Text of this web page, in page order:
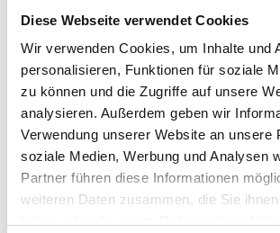
Diese Webseite verwendet Cookies
Wir verwenden Cookies, um Inhalte und
personalisieren, Funktionen für soziale
zu können und die Zugriffe auf unsere
analysieren. Außerdem geben wir
Verwendung unserer Website an unsere
soziale Medien, Werbung und Analysen
Partner führen diese Informationen
weiteren Daten zusammen, die Sie
Produkteigenschaft
- Lackierpinsel
- Premium
- XII. Stärke
- Schwarze Borsten
- Vollverklebt in roten Kunststoff-Fassungen
- Rohe Holzstiele